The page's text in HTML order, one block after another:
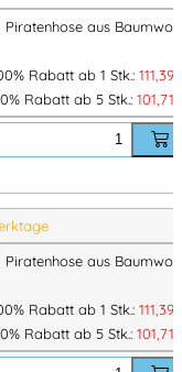
FAS® Baumwolle
– ideal für
Fristads Kansas Shorts,
Bundhosen Shorts,
,
,Klassiker
aus
Rabatt ab 1 Stk.: 111,39
Rabatt ab 5 Stk.: 101,71
aus
Rabatt ab 1 Stk.: 111,39
Rabatt ab 5 Stk.: 101,71